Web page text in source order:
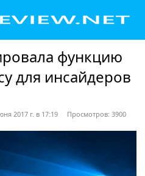
функцию
для инсайдеров
2017 г. в 17:19 Просмотров: 3900